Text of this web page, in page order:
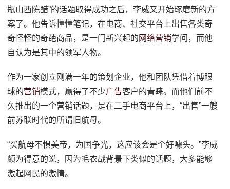
瓶山西陈醋”的话题取得成功之后，李威又开始琢磨新的方
案了。他告诉懂懂笔记，在电商、社交平台上出售各类奇
奇怪怪的奇葩商品，是一门新兴起的 网络营销学问，而他
自认为是其中的领军人物。
作为一家创立刚满一年的策划企业，他和团队凭借着博眼
球的营销模式，赢得了不少广告客户的青睐。而他们前不
久推出的一个营销话题，是在二手电商平台上，“出售”一艘
前苏联时代的所谓旧航母。
“买航母不惧美帝，为国争光，这应该会是个好噱头。”李威
颇为得意的说，因为毛衣战背景下类似的话题，大多能够
激起网民的激情。